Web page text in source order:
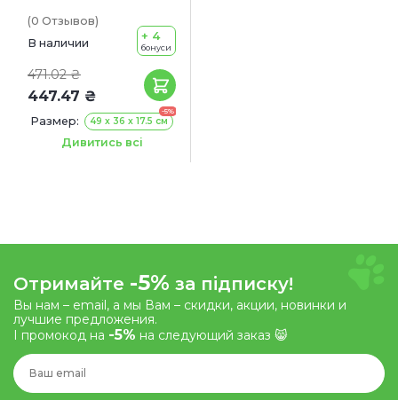
(0 Отзывов)
В наличии
471.02 ₴
447.47 ₴
+ 4
бонуси
Размер:
-5%
49 x 36 x 17.5 см
Цвет:
Черный
Дивитись всі
Отримайте -5% за підписку!
Вы нам – email, а мы Вам – скидки, акции, новинки и
лучшие предложения.
І промокод на -5% на следующий заказ 😸